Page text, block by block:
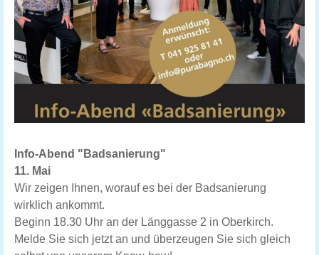
Info-Abend "Badsanierung"
11. Mai
Wir zeigen Ihnen, worauf es bei der Badsanierung
wirklich ankommt.
Beginn 18.30 Uhr an der Länggasse 2 in Oberkirch.
Melde Sie sich jetzt an und überzeugen Sie sich gleich